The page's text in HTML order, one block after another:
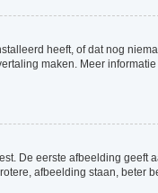
heeft, of dat nog
maken. Meer
De eerste afbeelding
afbeelding staan,